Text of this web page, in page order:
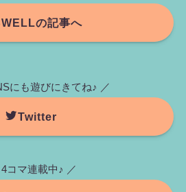
の記事へ
にも遊びにきてね♪ ／
Twitter
4コマ連載中♪ ／